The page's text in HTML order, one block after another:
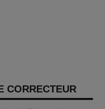
CORRECTEUR